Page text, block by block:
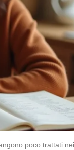
poco trattati